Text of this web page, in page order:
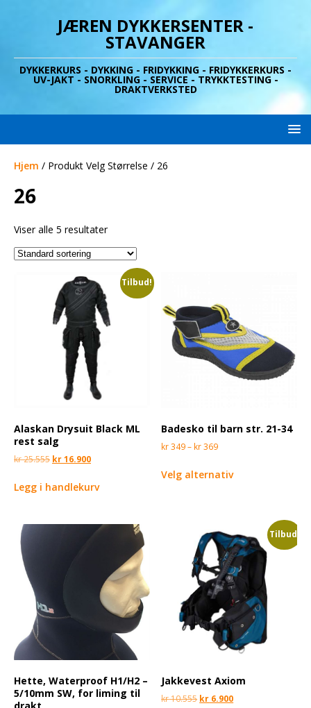
JÆREN DYKKERSENTER -
STAVANGER
DYKKERKURS - DYKKING - FRIDYKKING - FRIDYKKERKURS -
UV-JAKT - SNORKLING - SERVICE - TRYKKTESTING -
DRAKTVERKSTED
Hjem / Produkt Velg Størrelse / 26
26
Viser alle 5 resultater
Tilbud!
Alaskan Drysuit Black ML
rest salg
kr25.555 kr16.900
Legg i handlekurv
Badesko til barn str. 21-34
kr349– kr369
Velg alternativ
Hette, Waterproof H1/H2 –
5/10mm SW, for liming til
drakt
Tilbud!
Jakkevest Axiom
kr10.555 kr 6.900